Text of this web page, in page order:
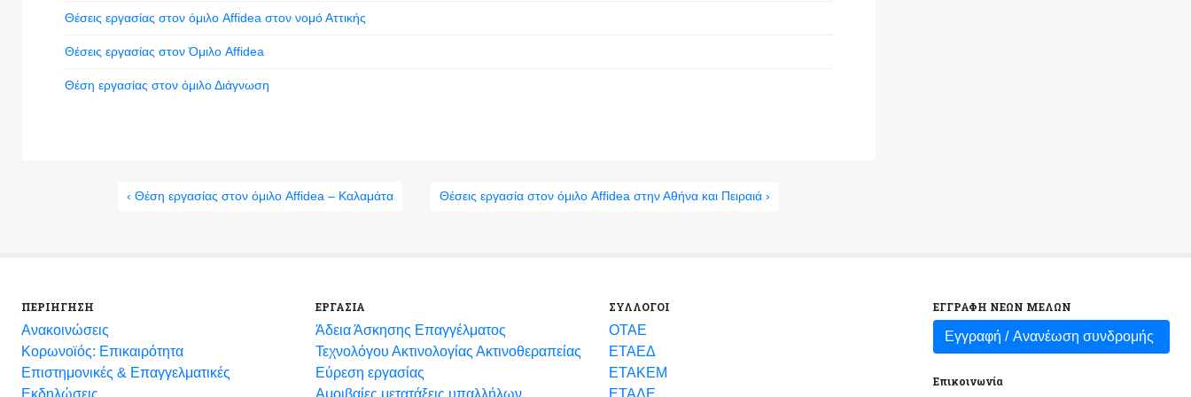
Θέσεις εργασίας στον όμιλο Affidea στον νομό Αττικής
Θέσεις εργασίας στον Όμιλο Affidea
Θέση εργασίας στον όμιλο Διάγνωση
‹ Θέση εργασίας στον όμιλο Affidea – Καλαμάτα Θέσεις εργασία στον όμιλο Affidea στην Αθήνα και Πειραιά ›
ΠΕΡΙΗΓΗΣΗ
Ανακοινώσεις
Κορωνοϊός: Επικαιρότητα
Eπιστημονικές & Επαγγελματικές
Eκδηλώσεις
ΕΡΓΑΣΙΑ
Άδεια Άσκησης Επαγγέλματος
Τεχνολόγου Ακτινολογίας Ακτινοθεραπείας
Εύρεση εργασίας
Αμοιβαίες μετατάξεις υπαλλήλων
ΣΥΛΛΟΓΟΙ
ΟΤΑΕ
ΕΤΑΕΔ
ΕΤΑΚΕΜ
ΕΤΑΔΕ
ΕΓΓΡΑΦΗ ΝΕΩΝ ΜΕΛΩΝ
Εγγραφή / Ανανέωση συνδρομής
Επικοινωνία